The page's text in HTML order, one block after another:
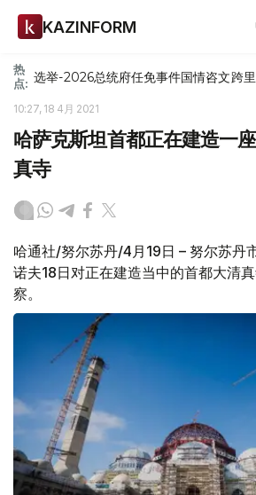
KAZINFORM
热
点: 选举-2026总统府任免事件国情咨文跨
10:27, 18 4月 2021
哈萨克斯坦首都正在建造一
真寺
哈通社/努尔苏丹/4月19日 – 努尔苏丹
诺夫18日对正在建造当中的首都大清
察。